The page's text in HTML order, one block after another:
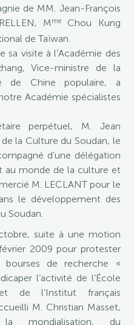
de MM. Jean-François
Mme
Chou Kung
de Taïwan.
sa visite à l’Académie des
Vice-ministre de la
de Chine populaire, a
Académie spécialistes
perpétuel, M. Jean
la Culture du Soudan, le
d’une délégation
au monde de la culture et
M. LECLANT pour le
le développement des
Soudan.
suite à une motion
2009 pour protester
bourses de recherche «
l’activité de l’École
de l’Institut français
M. Christian Masset,
mondialisation, du